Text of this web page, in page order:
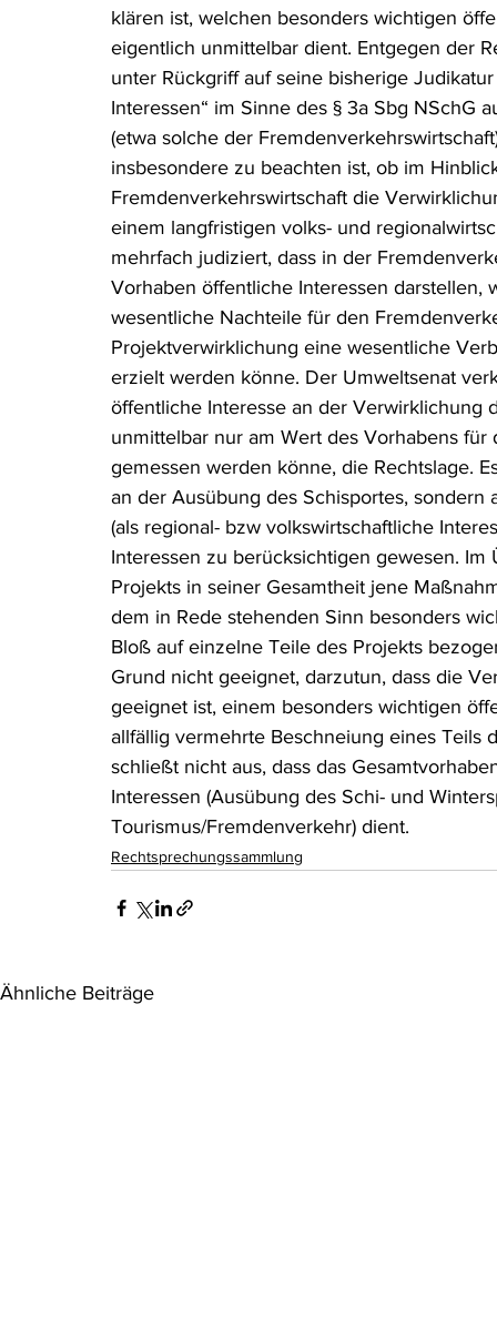
klären ist, welchen besonders wichtigen
eigentlich unmittelbar dient. Entgegen der
unter Rückgriff auf seine bisherige
Interessen“ im Sinne des § 3a Sbg NSchG
(etwa solche der
insbesondere zu beachten ist, ob im
Fremdenverkehrswirtschaft die
einem langfristigen volks- und
mehrfach judiziert, dass in der
Vorhaben öffentliche Interessen
wesentliche Nachteile für den
Projektverwirklichung eine wesentliche
erzielt werden könne. Der Umweltsenat
öffentliche Interesse an der
unmittelbar nur am Wert des Vorhabens
gemessen werden könne, die Rechtslage.
an der Ausübung des Schisportes,
(als regional- bzw volkswirtschaftliche
Interessen zu berücksichtigen gewesen.
Projekts in seiner Gesamtheit jene
dem in Rede stehenden Sinn besonders
Bloß auf einzelne Teile des Projekts
Grund nicht geeignet, darzutun, dass die
geeignet ist, einem besonders wichtigen
allfällig vermehrte Beschneiung eines Teils
schließt nicht aus, dass das
Interessen (Ausübung des Schi- und
Tourismus/Fremdenverkehr) dient.
Rechtsprechungssammlung
Ähnliche Beiträge